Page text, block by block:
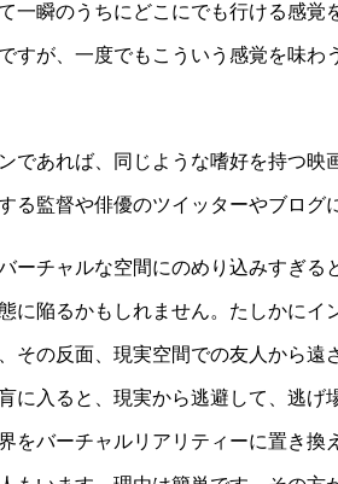
一瞬のうちにどこにでも行ける感覚
すが、一度でもこういう感覚を味わ
であれば、同じような嗜好を持つ映
る監督や俳優のツイッターやブログ
ーチャルな空間にのめり込みすぎる
に陥るかもしれません。たしかにイ
その反面、現実空間での友人から遠
に入ると、現実から逃避して、逃げ
をバーチャルリアリティーに置き換